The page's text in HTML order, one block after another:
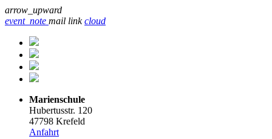
arrow_upward
event_note mail link cloud
Marienschule
Hubertusstr. 120
47798 Krefeld
Anfahrt